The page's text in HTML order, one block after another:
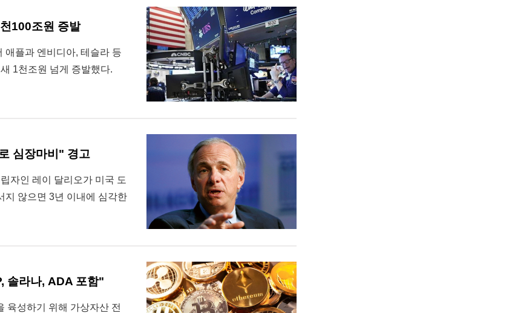
100조원 증발
애플과 엔비디아, 테슬라 등
1천조원 넘게 증발했다.
심장마비" 경고
자인 레이 달리오가 미국 도
지 않으면 3년 이내에 심각한
솔라나, ADA 포함"
육성하기 위해 가상자산 전